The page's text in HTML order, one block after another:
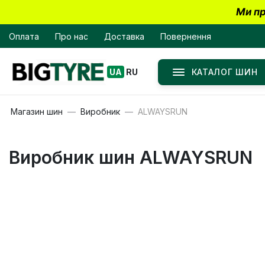
Ми
Оплата Про нас Доставка Повернення
UA RU КАТАЛОГ ШИН
Магазин шин Виробник ALWAYSRUN
Виробник шин ALWAYSRUN